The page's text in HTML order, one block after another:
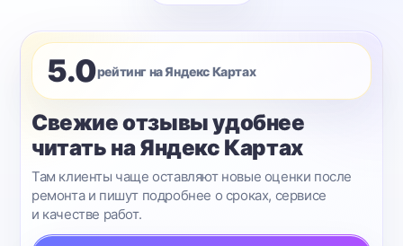
5.0рейтинг на Яндекс Картах
Свежие отзывы удобнее
читать на Яндекс Картах
Там клиенты чаще оставляют новые оценки после
ремонта и пишут подробнее о сроках, сервисе
и качестве работ.